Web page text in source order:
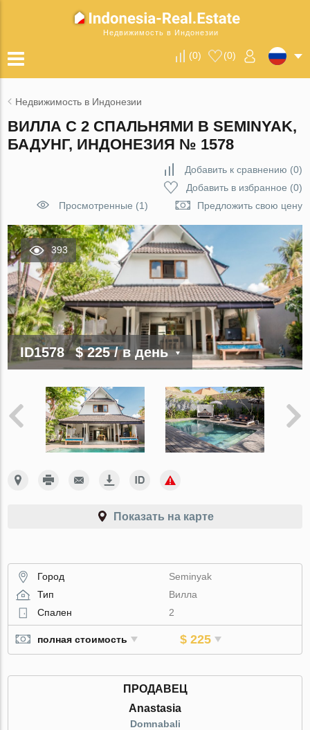
Недвижимость в Индонезии
(0) (0)
Недвижимость в Индонезии
ВИЛЛА С 2 СПАЛЬНЯМИ В SEMINYAK,
БАДУНГ, ИНДОНЕЗИЯ № 1578
Добавить к сравнению (0)
Добавить в избранное (0)
Просмотренные (1)
Предложить свою цену
393
ID1578 $ 225/ в день
Показать на карте
Город
Seminyak
Тип
Вилла
Спален
2
полная стоимость $ 225
ПРОДАВЕЦ
Anastasia
Domnabali